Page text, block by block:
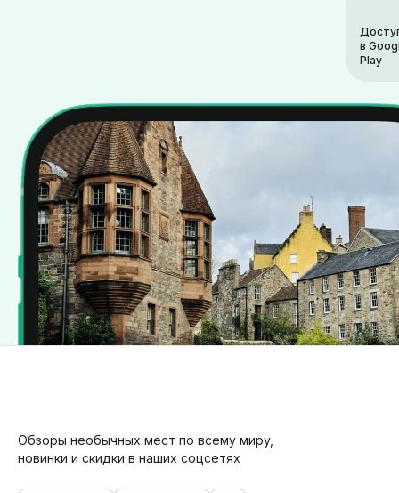
в
Play
Обзоры необычных мест по всему миру,
новинки и скидки в наших соцсетях